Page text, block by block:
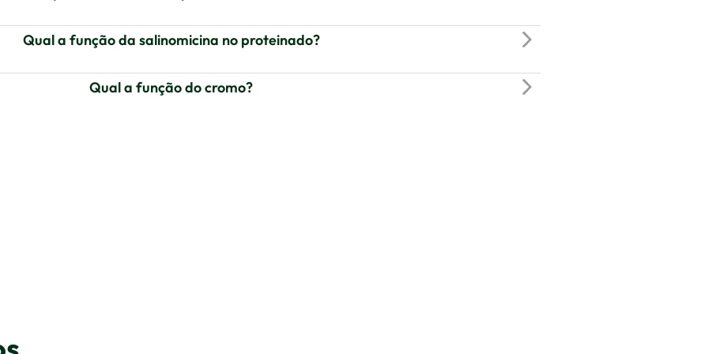
Qual a função da salinomicina no proteinado?
Qual a função do cromo?